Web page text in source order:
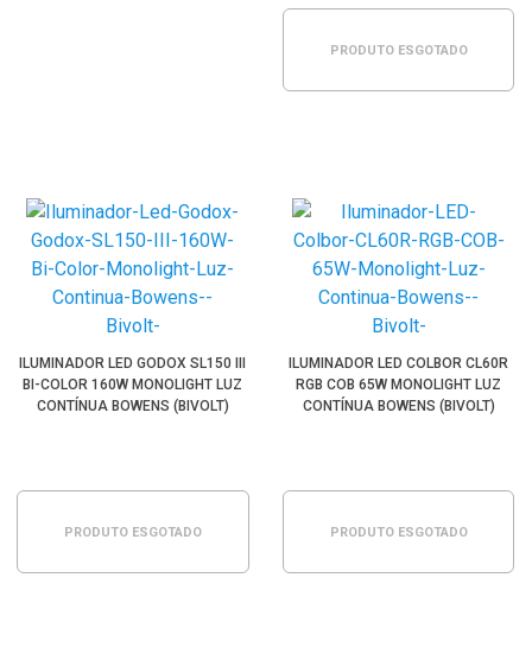
PRODUTO ESGOTADO
ILUMINADOR LED GODOX SL150 III
BI-COLOR 160W MONOLIGHT LUZ
CONTÍNUA BOWENS (BIVOLT)
PRODUTO ESGOTADO
ILUMINADOR LED COLBOR CL60R
RGB COB 65W MONOLIGHT LUZ
CONTÍNUA BOWENS (BIVOLT)
PRODUTO ESGOTADO